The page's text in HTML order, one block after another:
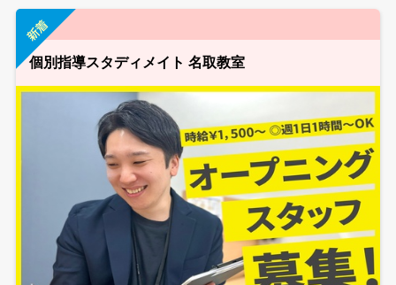
個別指導スタディメイト 名取教室